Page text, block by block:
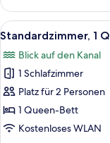
Zimmer,
1 King-
Bett
View)
Alle
Fotos
für
Standardzimmer,
1
Queen-
Bett
9
Standardzimmer, 1
Blick auf den Kanal
1 Schlafzimmer
Platz für 2 Personen
1 Queen-Bett
Kostenloses WLAN